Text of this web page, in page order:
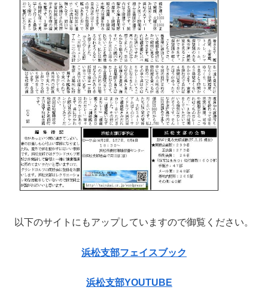
以下のサイトにもアップしていますので御覧ください。
浜松支部フェイスブック
浜松支部YOUTUBE